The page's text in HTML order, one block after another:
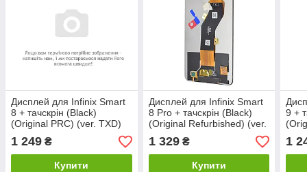
Дисплей для Infinix Smart
8 + тачскрін (Black)
(Original PRC) (ver. TXD)
1 249 ₴
Купити
Дисплей для Infinix Smart
8 Pro + тачскрін (Black)
(Original Refurbished) (ver.
TXD)
1 329₴
Купити
9 +
1